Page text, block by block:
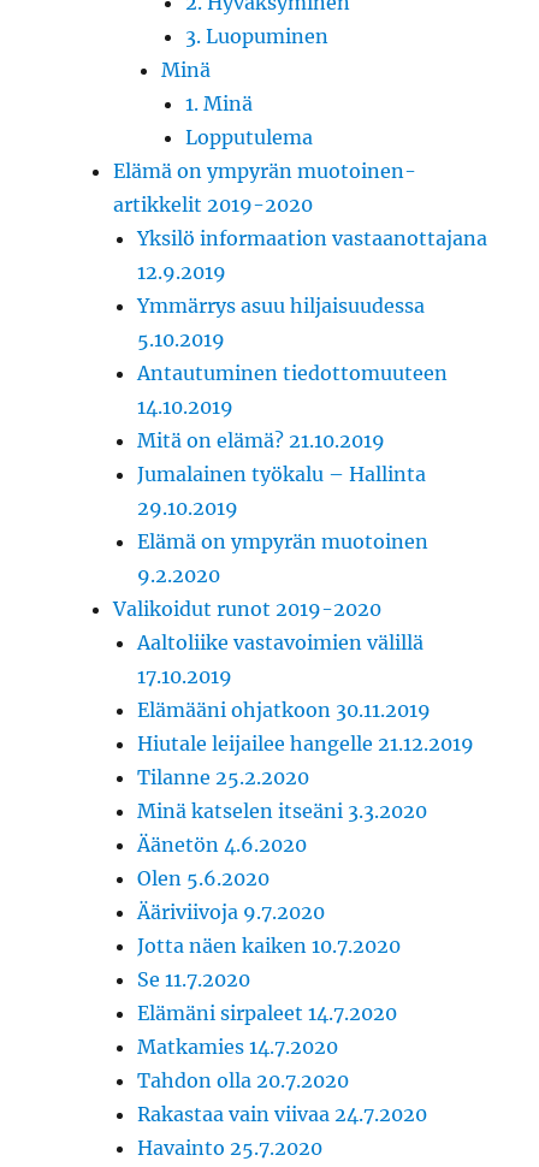
3. Luopuminen
Minä
1. Minä
Lopputulema
Elämä on ympyrän muotoinen-
artikkelit 2019-2020
Yksilö informaation vastaanottajana
12.9.2019
Ymmärrys asuu hiljaisuudessa
5.10.2019
Antautuminen tiedottomuuteen
14.10.2019
Mitä on elämä? 21.10.2019
Jumalainen työkalu – Hallinta
29.10.2019
Elämä on ympyrän muotoinen
9.2.2020
Valikoidut runot 2019-2020
Aaltoliike vastavoimien välillä
17.10.2019
Elämääni ohjatkoon 30.11.2019
Hiutale leijailee hangelle 21.12.2019
Tilanne 25.2.2020
Minä katselen itseäni 3.3.2020
Äänetön 4.6.2020
Olen 5.6.2020
Ääriviivoja 9.7.2020
Jotta näen kaiken 10.7.2020
Se 11.7.2020
Elämäni sirpaleet 14.7.2020
Matkamies 14.7.2020
Tahdon olla 20.7.2020
Rakastaa vain viivaa 24.7.2020
Havainto 25.7.2020